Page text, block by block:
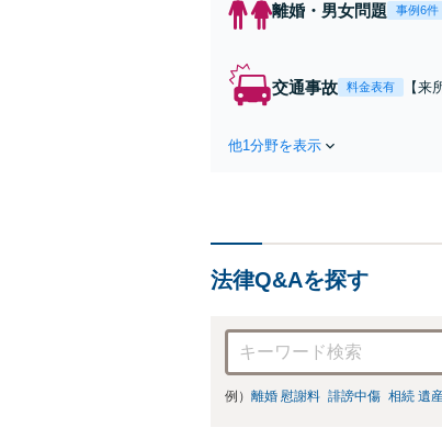
離婚・男女問題 事例6件
交通事故 料金表有
【
他1分野を表示
法律Q&Aを探す
例） 離婚 慰謝料 誹謗中傷 相続 遺